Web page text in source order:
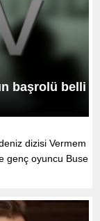
başrolü belli
dizisi Vermem
genç oyuncu Buse